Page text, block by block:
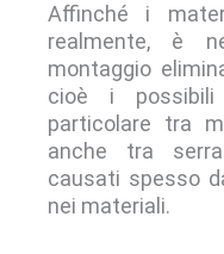
Affinché i
realmente, è
montaggio
cioè i
particolare tra
anche tra
causati spesso
nei materiali.